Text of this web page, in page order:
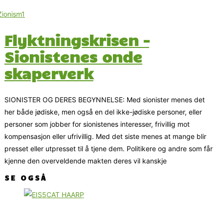
Flyktningskrisen –
Sionistenes onde
skaperverk
SIONISTER OG DERES BEGYNNELSE: Med sionister menes det
her både jødiske, men også en del ikke-jødiske personer, eller
personer som jobber for sionistenes interesser, frivillig mot
kompensasjon eller ufrivillig. Med det siste menes at mange blir
presset eller utpresset til å tjene dem. Politikere og andre som får
kjenne den overveldende makten deres vil kanskje
SE OGSÅ